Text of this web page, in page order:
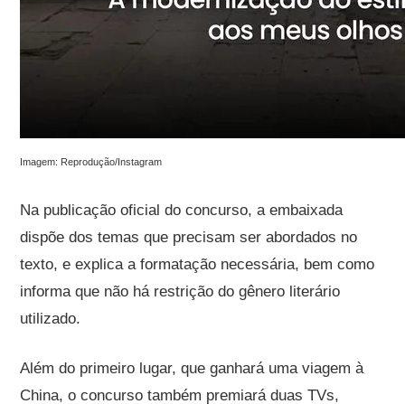
Imagem: Reprodução/Instagram
Na publicação oficial do concurso, a embaixada
dispõe dos temas que precisam ser abordados no
texto, e explica a formatação necessária, bem como
informa que não há restrição do gênero literário
utilizado.
Além do primeiro lugar, que ganhará uma viagem à
China, o concurso também premiará duas TVs,